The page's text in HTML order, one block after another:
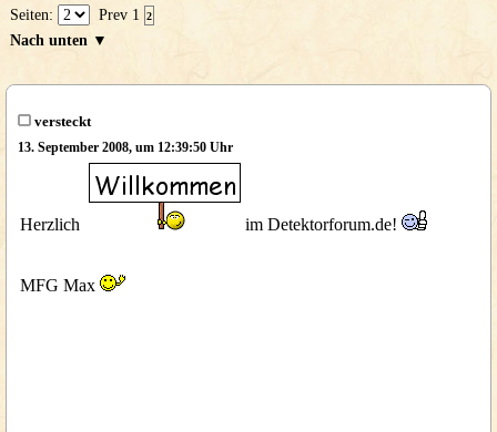
Seiten: Prev 1 2
Nach unten ▼
versteckt
13. September 2008, um 12:39:50 Uhr
Herzlich im Detektorforum.de!
MFG Max